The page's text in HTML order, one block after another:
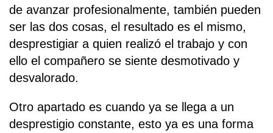
de avanzar profesionalmente, también pueden
ser las dos cosas, el resultado es el mismo,
desprestigiar a quien realizó el trabajo y con
ello el compañero se siente desmotivado y
desvalorado.
Otro apartado es cuando ya se llega a un
desprestigio constante, esto ya es una forma